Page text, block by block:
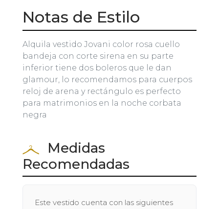
Notas de Estilo
Alquila vestido Jovani color rosa cuello
bandeja con corte sirena en su parte
inferior tiene dos boleros que le dan
glamour, lo recomendamos para cuerpos
reloj de arena y rectángulo es perfecto
para matrimonios en la noche corbata
negra
Medidas
Recomendadas
Este vestido cuenta con las siguientes